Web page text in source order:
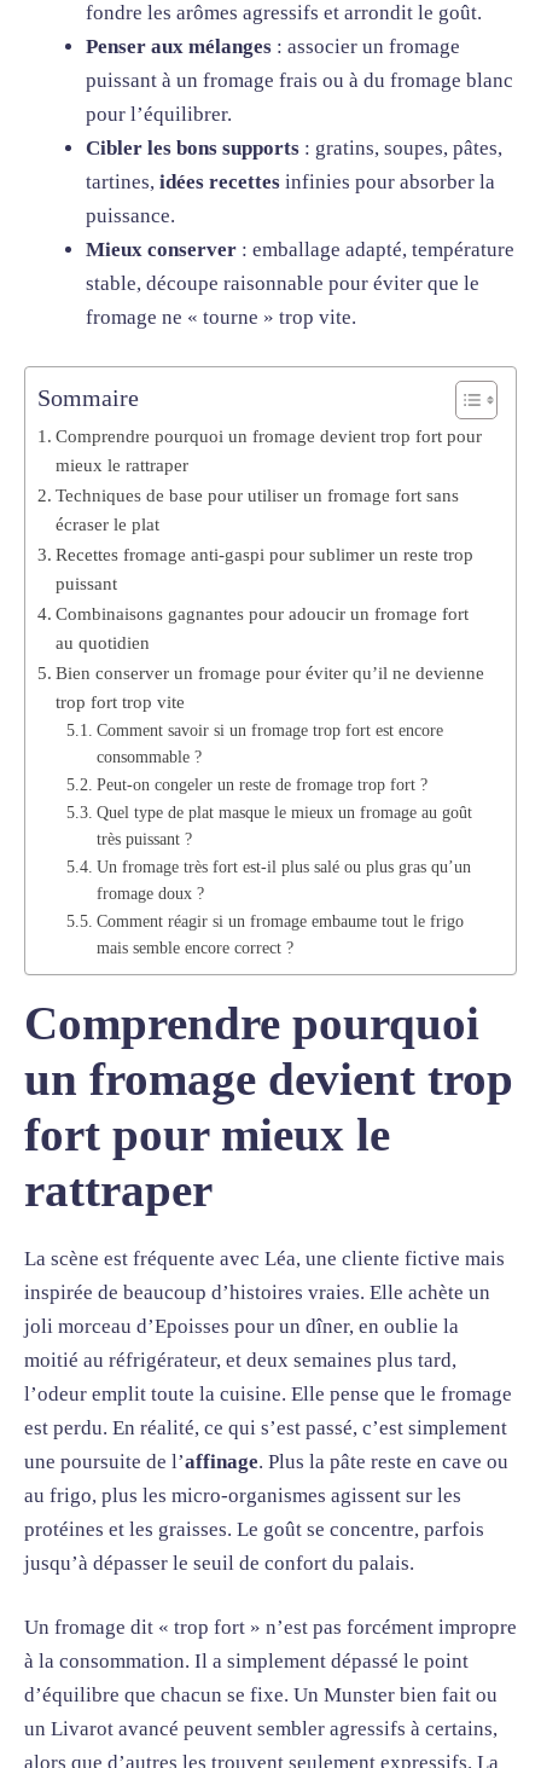
fondre les arômes agressifs et arrondit le goût.
Penser aux mélanges : associer un fromage
puissant à un fromage frais ou à du fromage blanc
pour l’équilibrer.
Cibler les bons supports : gratins, soupes, pâtes,
tartines, idées recettes infinies pour absorber la
puissance.
Mieux conserver : emballage adapté, température
stable, découpe raisonnable pour éviter que le
fromage ne « tourne » trop vite.
Sommaire
Comprendre pourquoi un fromage devient trop fort pour
mieux le rattraper
Techniques de base pour utiliser un fromage fort sans
écraser le plat
Recettes fromage anti-gaspi pour sublimer un reste trop
puissant
Combinaisons gagnantes pour adoucir un fromage fort
au quotidien
Bien conserver un fromage pour éviter qu’il ne devienne
trop fort trop vite
Comment savoir si un fromage trop fort est encore
consommable ?
Peut-on congeler un reste de fromage trop fort ?
Quel type de plat masque le mieux un fromage au goût
très puissant ?
Un fromage très fort est-il plus salé ou plus gras qu’un
fromage doux ?
Comment réagir si un fromage embaume tout le frigo
mais semble encore correct ?
Comprendre pourquoi
un fromage devient trop
fort pour mieux le
rattraper
La scène est fréquente avec Léa, une cliente fictive mais
inspirée de beaucoup d’histoires vraies. Elle achète un
joli morceau d’Epoisses pour un dîner, en oublie la
moitié au réfrigérateur, et deux semaines plus tard,
l’odeur emplit toute la cuisine. Elle pense que le fromage
est perdu. En réalité, ce qui s’est passé, c’est simplement
une poursuite de l’affinage. Plus la pâte reste en cave ou
au frigo, plus les micro-organismes agissent sur les
protéines et les graisses. Le goût se concentre, parfois
jusqu’à dépasser le seuil de confort du palais.
Un fromage dit « trop fort » n’est pas forcément impropre
à la consommation. Il a simplement dépassé le point
d’équilibre que chacun se fixe. Un Munster bien fait ou
un Livarot avancé peuvent sembler agressifs à certains,
alors que d’autres les trouvent seulement expressifs. La